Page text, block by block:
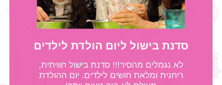
סדנת בישול ליום הולדת לילדים
לא נגמלים מהסיר!!! סדנת בישול חוויתית,
ריחנית ומלאת חושים לילדים. יום ההולדת